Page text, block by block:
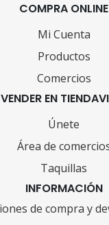
COMPRA ONLINE
Mi Cuenta
Productos
Comercios
VENDER EN
Únete
Área de
Taquillas
INFORMACIÓN
de compra y